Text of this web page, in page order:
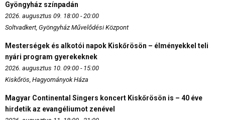
Gyöngyház színpadán
2026. augusztus 09. 18:00 - 20:00
Soltvadkert, Gyöngyház Művelődési Központ
Mesterségek és alkotói napok Kiskőrösön – élményekkel teli
nyári program gyerekeknek
2026. augusztus 10. 09:00 - 15:00
Kiskőrös, Hagyományok Háza
Magyar Continental Singers koncert Kiskőrösön is – 40 éve
hirdetik az evangéliumot zenével